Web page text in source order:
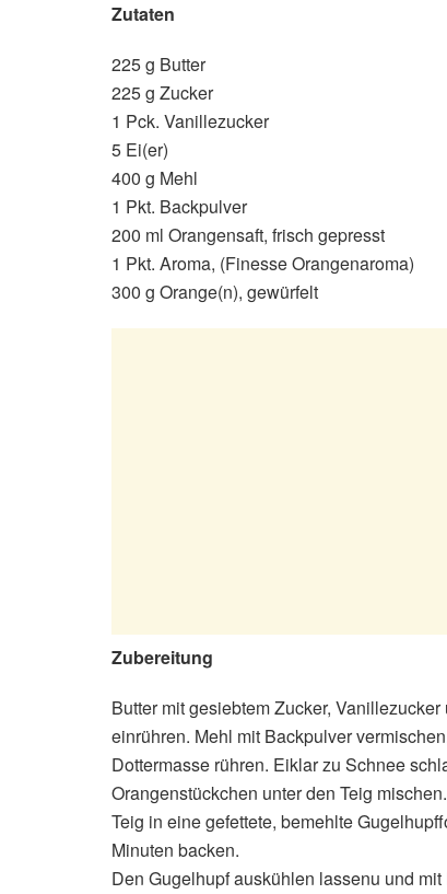
Zutaten
225 g Butter
225 g Zucker
1 Pck. Vanillezucker
5 Ei(er)
400 g Mehl
1 Pkt. Backpulver
200 ml Orangensaft, frisch gepresst
1 Pkt. Aroma, (Finesse Orangenaroma)
300 g Orange(n), gewürfelt
Zubereitung
Butter mit gesiebtem Zucker,
einrühren. Mehl mit Backpulver
Dottermasse rühren. Eiklar zu Schnee
Orangenstückchen unter den Teig mischen.
Teig in eine gefettete, bemehlte
Minuten backen.
Den Gugelhupf auskühlen lassenu und